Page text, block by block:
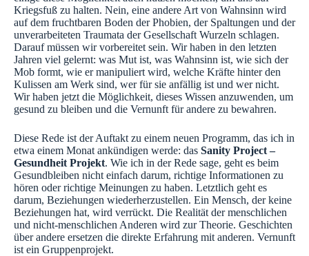
Kriegsfuß zu halten. Nein, eine andere Art von Wahnsinn wird
auf dem fruchtbaren Boden der Phobien, der Spaltungen und der
unverarbeiteten Traumata der Gesellschaft Wurzeln schlagen.
Darauf müssen wir vorbereitet sein. Wir haben in den letzten
Jahren viel gelernt: was Mut ist, was Wahnsinn ist, wie sich der
Mob formt, wie er manipuliert wird, welche Kräfte hinter den
Kulissen am Werk sind, wer für sie anfällig ist und wer nicht.
Wir haben jetzt die Möglichkeit, dieses Wissen anzuwenden, um
gesund zu bleiben und die Vernunft für andere zu bewahren.
Diese Rede ist der Auftakt zu einem neuen Programm, das ich in
etwa einem Monat ankündigen werde: das Sanity Project –
Gesundheit Projekt. Wie ich in der Rede sage, geht es beim
Gesundbleiben nicht einfach darum, richtige Informationen zu
hören oder richtige Meinungen zu haben. Letztlich geht es
darum, Beziehungen wiederherzustellen. Ein Mensch, der keine
Beziehungen hat, wird verrückt. Die Realität der menschlichen
und nicht-menschlichen Anderen wird zur Theorie. Geschichten
über andere ersetzen die direkte Erfahrung mit anderen. Vernunft
ist ein Gruppenprojekt.